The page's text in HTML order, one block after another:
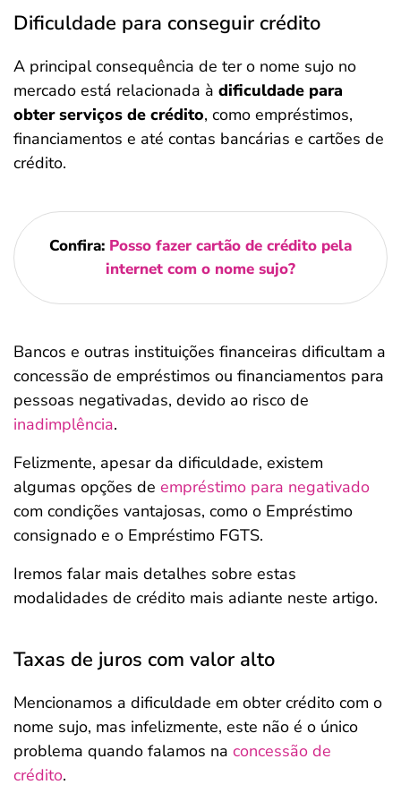
Dificuldade para conseguir crédito
A principal consequência de ter o nome sujo no
mercado está relacionada à dificuldade para
obter serviços de crédito, como empréstimos,
financiamentos e até contas bancárias e cartões de
crédito.
Confira: Posso fazer cartão de crédito pela
internet com o nome sujo?
Bancos e outras instituições financeiras dificultam a
concessão de empréstimos ou financiamentos para
pessoas negativadas, devido ao risco de
inadimplência.
Felizmente, apesar da dificuldade, existem
algumas opções de empréstimo para negativado
com condições vantajosas, como o Empréstimo
consignado e o Empréstimo FGTS.
Iremos falar mais detalhes sobre estas
modalidades de crédito mais adiante neste artigo.
Taxas de juros com valor alto
Mencionamos a dificuldade em obter crédito com o
nome sujo, mas infelizmente, este não é o único
problema quando falamos na concessão de
crédito.